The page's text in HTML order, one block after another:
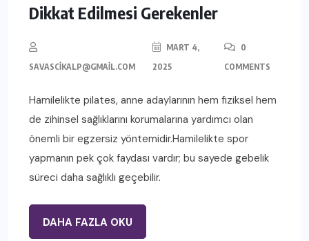
Dikkat Edilmesi Gerekenler
SAVASCIKALP@GMAIL.COM
MART 4,
2025
0
COMMENTS
Hamilelikte pilates, anne adaylarının hem fiziksel hem
de zihinsel sağlıklarını korumalarına yardımcı olan
önemli bir egzersiz yöntemidir.Hamilelikte spor
yapmanın pek çok faydası vardır; bu sayede gebelik
süreci daha sağlıklı geçebilir.
DAHA FAZLA OKU